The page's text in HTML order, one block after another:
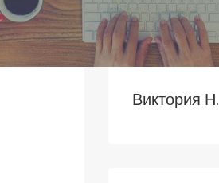
Виктория Н.